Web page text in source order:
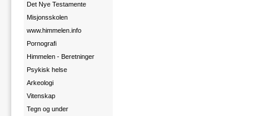
Det Nye Testamente
Misjonsskolen
www.himmelen.info
Pornografi
Himmelen - Beretninger
Psykisk helse
Arkeologi
Vitenskap
Tegn og under